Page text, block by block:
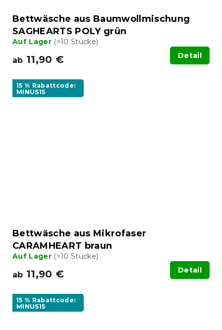
Bettwäsche aus Baumwollmischung
SAGHEARTS POLY grün
Auf Lager (>10 Stücke)
ab 11,90 € Detail
15 % Rabattcode:
MINUS15
Bettwäsche aus Mikrofaser
CARAMHEART braun
Auf Lager (>10 Stücke)
ab 11,90 € Detail
15 % Rabattcode:
MINUS15